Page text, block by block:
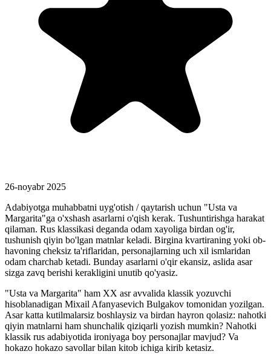
26-noyabr 2025
Adabiyotga muhabbatni uyg'otish / qaytarish uchun "Usta va
Margarita"ga o'xshash asarlarni o'qish kerak. Tushuntirishga harakat
qilaman. Rus klassikasi deganda odam xayoliga birdan og'ir,
tushunish qiyin bo'lgan matnlar keladi. Birgina kvartiraning yoki ob-
havoning cheksiz ta'riflaridan, personajlarning uch xil ismlaridan
odam charchab ketadi. Bunday asarlarni o'qir ekansiz, aslida asar
sizga zavq berishi kerakligini unutib qo'yasiz.
"Usta va Margarita" ham XX asr avvalida klassik yozuvchi
hisoblanadigan Mixail Afanyasevich Bulgakov tomonidan yozilgan.
Asar katta kutilmalarsiz boshlaysiz va birdan hayron qolasiz: nahotki
qiyin matnlarni ham shunchalik qiziqarli yozish mumkin? Nahotki
klassik rus adabiyotida ironiyaga boy personajlar mavjud? Va
hokazo hokazo savollar bilan kitob ichiga kirib ketasiz.